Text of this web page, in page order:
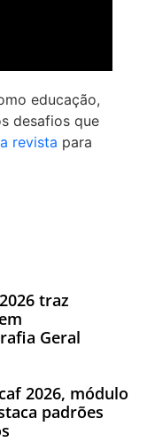
educação,
desafios que
revista para
traz
Geral
2026, módulo
padrões